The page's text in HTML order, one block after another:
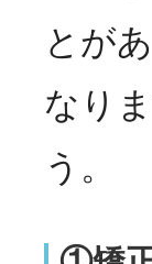
とが
なり
う。